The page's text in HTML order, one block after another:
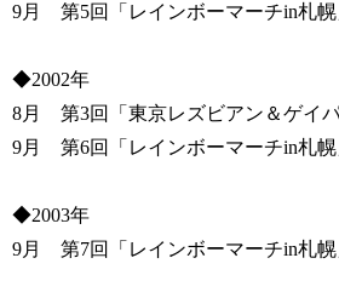
9月 第5回「レインボーマーチin札幌
◆2002年
8月 第3回「東京レズビアン＆ゲイパ
9月 第6回「レインボーマーチin札幌
◆2003年
9月 第7回「レインボーマーチin札幌